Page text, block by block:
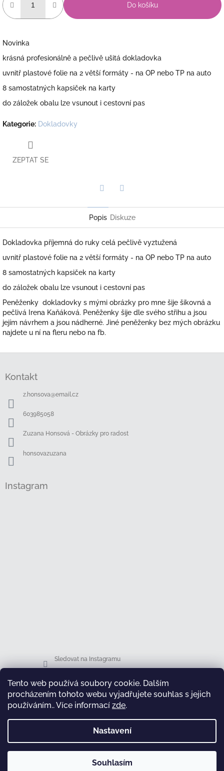
Tento web používá soubory cookie. Dalším
procházením tohoto webu vyjadřujete souhlas s jejich
používáním.. Více informací zde.
Nastavení
Souhlasím
Do košíku
Novinka
krásná profesionálně a pečlivě ušitá dokladovka
uvnitř plastové folie na 2 větší formáty - na OP nebo TP na auto
8 samostatných kapsiček na karty
do záložek obalu lze vsunout i cestovní pas
Kategorie: Dokladovky
ZEPTAT SE
Popis Diskuze
Dokladovka příjemná do ruky celá pečlivě vyztužená
uvnitř plastové folie na 2 větší formáty - na OP nebo TP na auto
8 samostatných kapsiček na karty
do záložek obalu lze vsunout i cestovní pas
Peněženky dokladovky s mými obrázky pro mne šije šikovná a
pečlivá Irena Kaňáková. Peněženky šije dle svého střihu a jsou
jejím návrhem a jsou nádherné. Jiné peněženky bez mých obrázku
najdete u ní na fleru nebo na fb.
Kontakt
z.honsova@email.cz
603985058
Zuzana Honsová - Obrázky pro radost
honsovazuzana
Instagram
Sledovat na Instagramu
Facebook
test
Copyright 2026Honsová shop